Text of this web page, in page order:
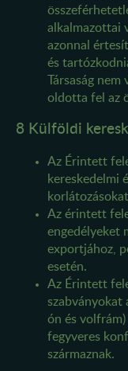
alkalmazottai
azonnal
és
Társaság
oldotta fel az
8 Külföldi
Az Érintett
kereskedelmi
Az érintett
engedélyeket
exportjához,
esetén.
Az Érintett
szabványokat
ón és
fegyveres
származnak.